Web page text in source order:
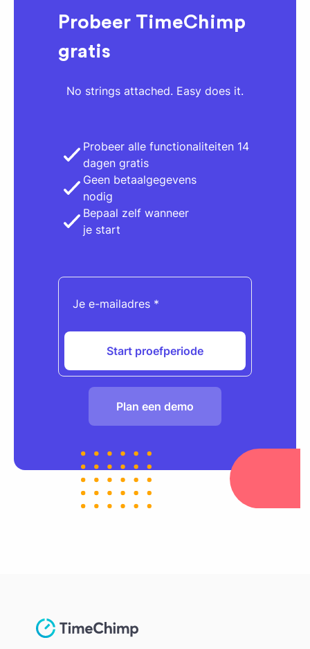
Probeer TimeChimp
gratis
No strings attached. Easy does it.
Probeer alle functionaliteiten 14
dagen gratis
Geen betaalgegevens
nodig
Bepaal zelf wanneer
je start
Plan een demo